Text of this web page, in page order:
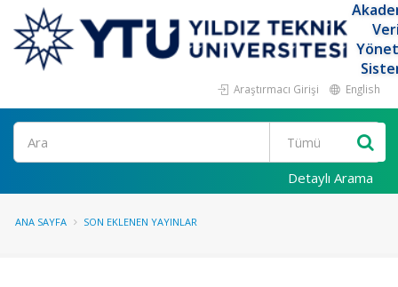
Araştırmacı Girişi English
Ara
Detaylı Arama
ANA SAYFA SON EKLENEN YAYINLAR